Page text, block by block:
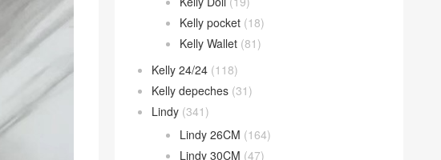
Kelly pocket (18)
Kelly Wallet (81)
Kelly 24/24 (118)
Kelly depeches (31)
Lindy (341)
Lindy 26CM (164)
Lindy 30CM (47)